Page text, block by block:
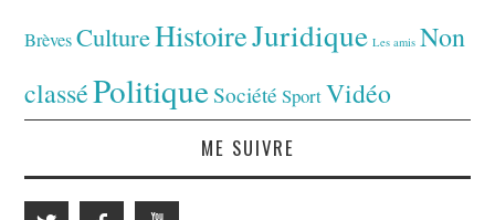
Brèves CultureHistoireJuridique Les amis Non
classéPolitiqueSociété SportVidéo
ME SUIVRE